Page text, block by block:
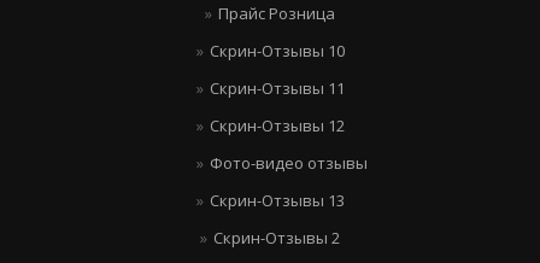
Прайс Розница
Скрин-Отзывы 10
Скрин-Отзывы 11
Скрин-Отзывы 12
Фото-видео отзывы
Скрин-Отзывы 13
Скрин-Отзывы 2